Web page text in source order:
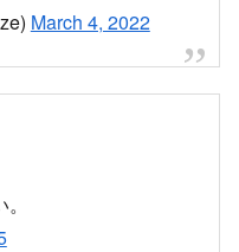
March 4, 2022